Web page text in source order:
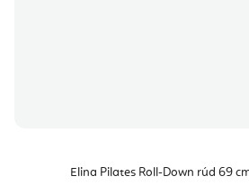
Elina Pilates Roll-Down rúd 69